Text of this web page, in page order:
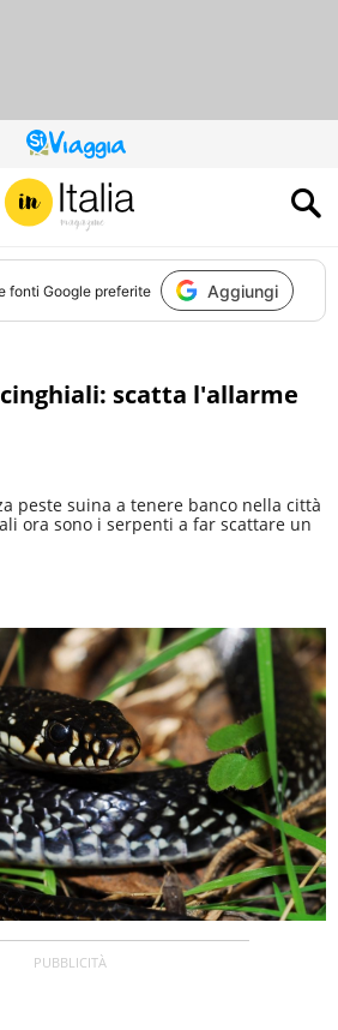
QUESTO
SITO
CONTRIBUISCE
ALL’AUDIENCE
DI
fonti Google preferite Aggiungi
scatta l'allarme
peste suina a tenere banco nella città
ora sono i serpenti a far scattare un